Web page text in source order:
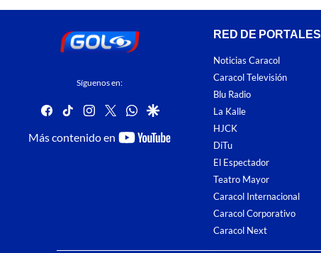
Síguenos en:
facebook
tiktokinstagram
twitterwhatsapp
google
Más contenido en
youtube-
RED DE PORTALES
Noticias Caracol
Caracol Televisión
Blu Radio
La Kalle
HJCK
DiTu
El Espectador
Teatro Mayor
Caracol Internacional
Caracol Corporativo
Caracol Next